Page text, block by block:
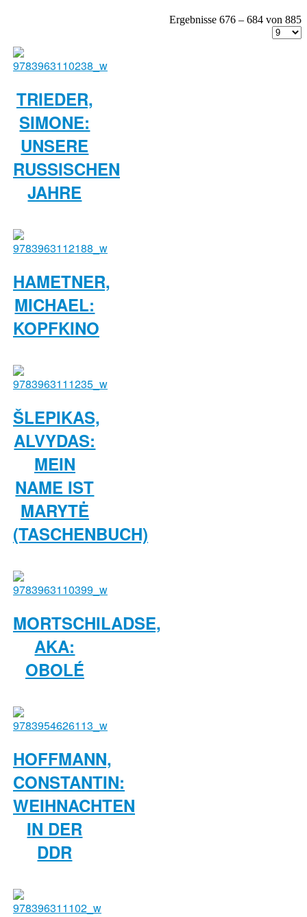
Ergebnisse 676 – 684 von 885
TRIEDER,
SIMONE:
UNSERE
RUSSISCHEN
JAHRE
HAMETNER,
MICHAEL:
KOPFKINO
ŠLEPIKAS,
ALVYDAS:
MEIN
NAME IST
MARYTĖ
(TASCHENBUCH)
MORTSCHILADSE,
AKA:
OBOLÉ
HOFFMANN,
CONSTANTIN:
WEIHNACHTEN
IN DER
DDR